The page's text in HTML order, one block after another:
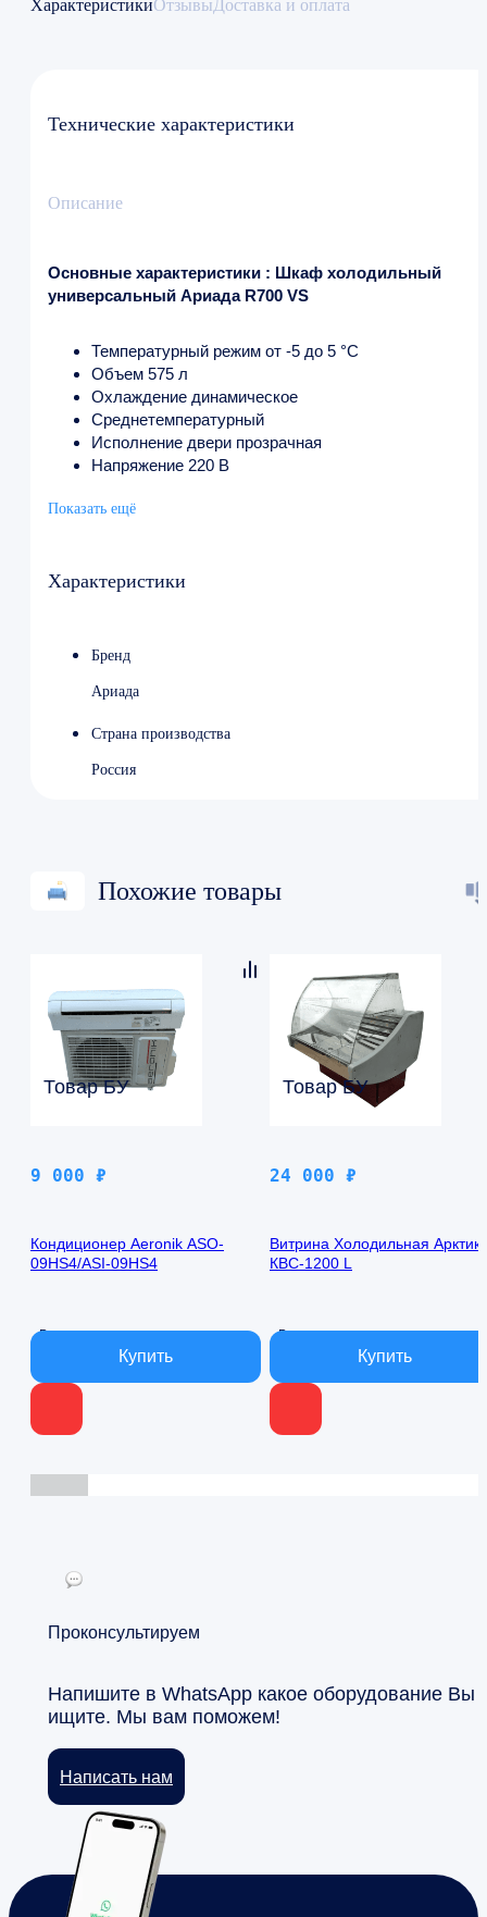
ХарактеристикиОтзывыДоставка и оплата
Технические характеристики
Описание
Основные характеристики : Шкаф холодильный
универсальный Ариада R700 VS
Температурный режим от -5 до 5 °C
Объем 575 л
Охлаждение динамическое
Среднетемпературный
Исполнение двери прозрачная
Напряжение 220 В
Ширина 800 мм
Цвет белый
Показать ещё
Характеристики
Бренд
Ариада
Страна производства
Россия
Похожие товары
Товар БУ
9 000 ₽
Кондиционер Aeronik ASO-
09HS4/ASI-09HS4
В наличии
Товар БУ
24 000 ₽
Витрина Холодильная
КВС-1200 L
В наличии
Проконсультируем
Напишите в WhatsApp какое оборудование Вы
ищите. Мы вам поможем!
Написать нам